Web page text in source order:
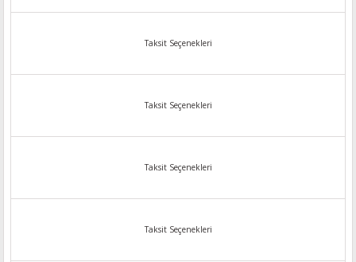
Taksit Seçenekleri
Taksit Seçenekleri
Taksit Seçenekleri
Taksit Seçenekleri